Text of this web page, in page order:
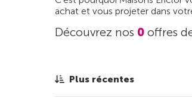
achat et vous projeter dans
Découvrez nos 0 offres
Plus récentes